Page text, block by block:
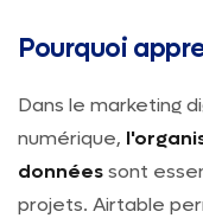
Pourquoi
Dans le marketing
numérique,
donnéessont
projets. Airtable